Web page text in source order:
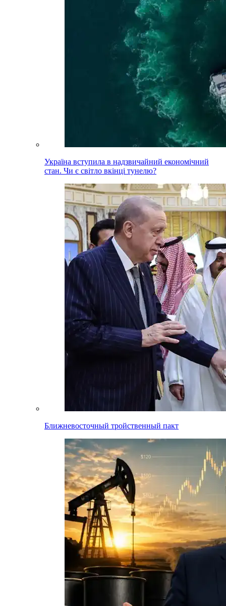
Україна вступила в надзвичайний економічний
стан. Чи є світло вкінці тунелю?
Ближневосточный тройственный пакт